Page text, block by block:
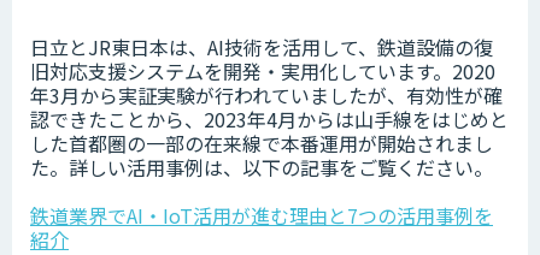
日立とJR東日本は、AI技術を活用して、鉄道設備の復
旧対応支援システムを開発・実用化しています。2020
年3月から実証実験が行われていましたが、有効性が確
認できたことから、2023年4月からは山手線をはじめと
した首都圏の一部の在来線で本番運用が開始されまし
た。詳しい活用事例は、以下の記事をご覧ください。
鉄道業界でAI・IoT活用が進む理由と7つの活用事例を
紹介